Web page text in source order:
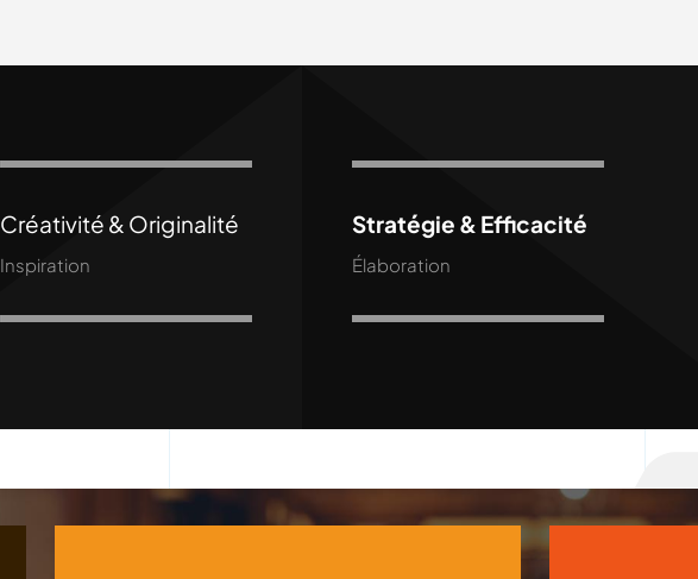
Créativité & Originalité
Inspiration
Stratégie & Efficacité
Élaboration